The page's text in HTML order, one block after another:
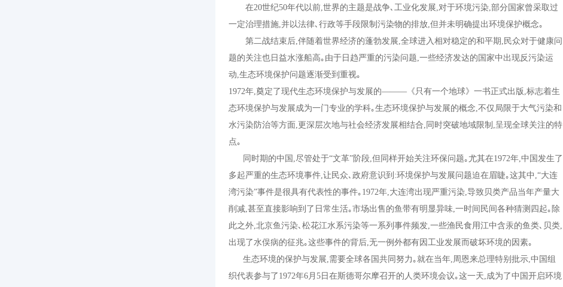
在20世纪50年代以前 ,世界的主题是战争､工业化发展 对于环境污染 ,部分国家曾采取过
一定治理措施 并以法律､行政等手段限制污染物的排放 ,但并未明确提出环境保护概念｡
第二战结束后 ,伴随着世界经济的蓬勃发展 ,全球进入相对稳定的和平期 民众对于健康问
题的关注也日益水涨船高｡由于日趋严重的污染问题 ,一些经济发达的国家中出现反污染运
动 ,生态环境保护问题逐渐受到重视｡
1972年 ,奠定了现代生态环境保护与发展的——— 《只有一个地球》一书正式出版 ,标志着生
态环境保护与发展成为一门专业的学科｡生态环境保护与发展的概念 ,不仅局限于大气污染和
水污染防治等方面 更深层次地与社会经济发展相结合 同时突破地域限制 呈现全球关注的特
点｡
同时期的中国 尽管处于“文革”阶段 ,但同样开始关注环保问题｡尤其在1972年 ,中国发生了
多起严重的生态环境事件 ,让民众､政府意识到 :环境保护与发展问题迫在眉睫｡这其中 ,“大连
湾污染”事件是很具有代表性的事件｡ 1972年 大连湾出现严重污染 ,导致贝类产品当年产量大
削减 ,甚至直接影响到了日常生活｡市场出售的鱼带有明显异味 ,一时间民间各种猜测四起｡除
此之外 ,北京鱼污染､松花江水系污染等一系列事件频发 ,一些渔民食用江中含汞的鱼类､贝类
出现了水俣病的征兆｡这些事件的背后 ,无一例外都有因工业发展而破坏环境的因素｡
生态环境的保护与发展 需要全球各国共同努力｡就在当年 周恩来总理特别批示 ,中国组
织代表参与了 1972年6 月5 日在斯德哥尔摩召开的人类环境会议｡这一天 成为了中国开启环境